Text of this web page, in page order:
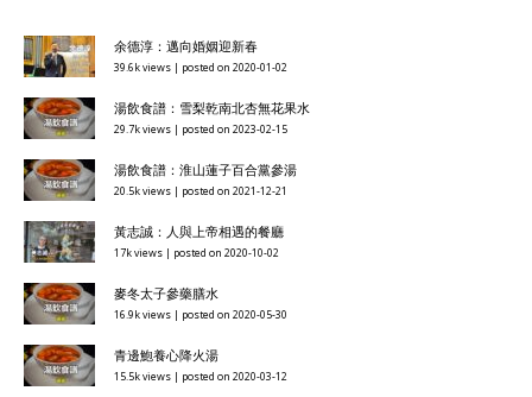
余德淳：邁向婚姻迎新春
39.6k views | posted on 2020-01-02
湯飲食譜：雪梨乾南北杏無花果水
29.7k views | posted on 2023-02-15
湯飲食譜：淮山蓮子百合黨參湯
20.5k views | posted on 2021-12-21
黃志誠：人與上帝相遇的餐廳
17k views | posted on 2020-10-02
麥冬太子參藥膳水
16.9k views | posted on 2020-05-30
青邊鮑養心降火湯
15.5k views | posted on 2020-03-12